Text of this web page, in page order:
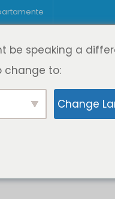
Educație
Oferta de cursuri
be speaking a
change to:
Change